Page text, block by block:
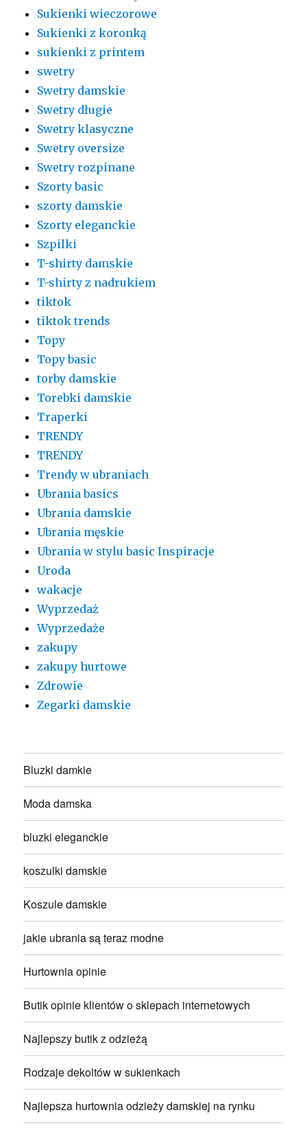
Sukienki wieczorowe
Sukienki z koronką
sukienki z printem
swetry
Swetry damskie
Swetry długie
Swetry klasyczne
Swetry oversize
Swetry rozpinane
Szorty basic
szorty damskie
Szorty eleganckie
Szpilki
T-shirty damskie
T-shirty z nadrukiem
tiktok
tiktok trends
Topy
Topy basic
torby damskie
Torebki damskie
Traperki
TRENDY
TRENDY
Trendy w ubraniach
Ubrania basics
Ubrania damskie
Ubrania męskie
Ubrania w stylu basic Inspiracje
Uroda
wakacje
Wyprzedaż
Wyprzedaże
zakupy
zakupy hurtowe
Zdrowie
Zegarki damskie
Bluzki damkie
Moda damska
bluzki eleganckie
koszulki damskie
Koszule damskie
jakie ubrania są teraz modne
Hurtownia opinie
Butik opinie klientów o sklepach internetowych
Najlepszy butik z odzieżą
Rodzaje dekoltów w sukienkach
Najlepsza hurtownia odzieży damskiej na rynku